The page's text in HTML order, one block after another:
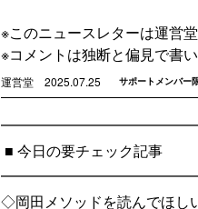
※このニュースレターは運営
※コメントは独断と偏見で書
運営堂 2025.07.25 サポートメンバー
■ 今日の要チェック記事
◇岡田メソッドを読んでほし